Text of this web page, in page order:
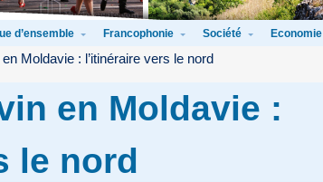
d’ensemble Francophonie Société Economie
Moldavie : l’itinéraire vers le nord
en Moldavie :
le nord